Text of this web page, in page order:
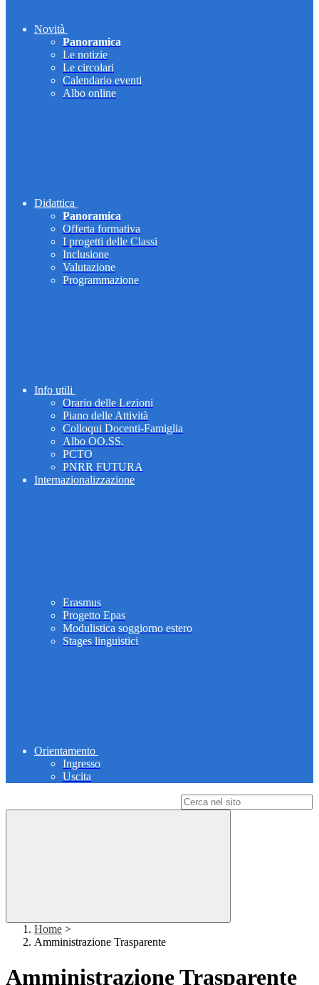
Novità
Panoramica
Le notizie
Le circolari
Calendario eventi
Albo online
Didattica
Panoramica
Offerta formativa
I progetti delle Classi
Inclusione
Valutazione
Programmazione
Info utili
Orario delle Lezioni
Piano delle Attività
Colloqui Docenti-Famiglia
Albo OO.SS.
PCTO
PNRR FUTURA
Internazionalizzazione
Erasmus
Progetto Epas
Modulistica soggiorno estero
Stages linguistici
Orientamento
Ingresso
Uscita
Home >
Amministrazione Trasparente
Amministrazione Trasparente